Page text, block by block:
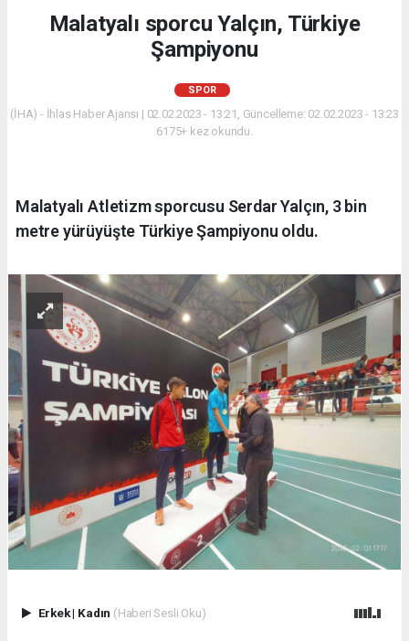
Malatyalı sporcu Yalçın, Türkiye
Şampiyonu
SPOR
(İHA) - İhlas Haber Ajansı | 02.02.2023 - 13:21, Güncelleme: 02.02.2023 - 13:23
6175+ kez okundu.
Malatyalı Atletizm sporcusu Serdar Yalçın, 3 bin
metre yürüyüşte Türkiye Şampiyonu oldu.
Erkek| Kadın (Haberi Sesli Oku)